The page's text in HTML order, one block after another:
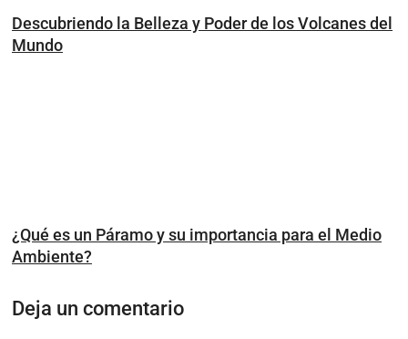
Descubriendo la Belleza y Poder de los Volcanes del
Mundo
¿Qué es un Páramo y su importancia para el Medio
Ambiente?
Deja un comentario